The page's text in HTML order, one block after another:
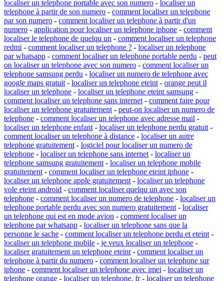
localiser un telephone portable avec son numero - localiser un
telephone à partir de son numero - comment localiser un telephone
par son numero - comment localiser un telephone à partir d'un
numero - application pour localiser un telephone iphone - comment
localiser le telephone de quelqu un - comment localiser un telephone
redmi - comment localiser un telephone ? - localiser un telephone
par whatsapp - comment localiser un telephone portable perdu - peut
on localiser un telephone avec son numero - comment localiser un
telephone samsung perdu - localiser un numero de telephone avec
google maps gratuit - localiser un telephone eteint - orange peut il
localiser un telephone - localiser un telephone eteint samsung -
comment localiser un telephone sans internet - comment faire pour
localiser un telephone gratuitement - peut-on localiser un numero de
telephone - comment localiser un telephone avec adresse mail -
localiser un telephone enfant - localiser un telephone perdu gratuit -
comment localiser un telephone à distance - localiser un autre
telephone gratuitement - logiciel pour localiser un numero de
telephone - localiser un telephone sans internet - localiser un
telephone samsung gratuitement - localiser un telephone mobile
gratuitement - comment localiser un telephone eteint iphone -
localiser un telephone apple gratuitement - localiser un telephone
vole eteint android - comment localiser quelqu un avec son
telephone - comment localiser un numero de telephone - localiser un
telephone portable perdu avec son numero gratuitement - localiser
un telephone qui est en mode avion - comment localiser un
telephone par whatsapp - localiser un telephone sans que la
personne le sache - comment localiser un telephone perdu et eteint -
localiser un telephone mobile - je veux localiser un telephone -
localiser gratuitement un telephone eteint - comment localiser un
telephone à partir du numero - comment localiser un telephone sur
iphone - comment localiser un telephone avec imei - localiser un
telephone orange - localiser un telephone. fr- localiser un telephone